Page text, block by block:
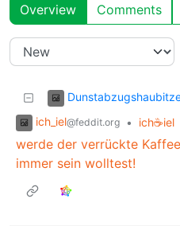
Overview Comments
ich_iel@feddit.org • ich☕iel
werde der verrückte
immer sein wolltest!